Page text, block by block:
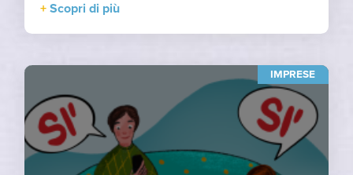
Scopri di più
IMPRESE